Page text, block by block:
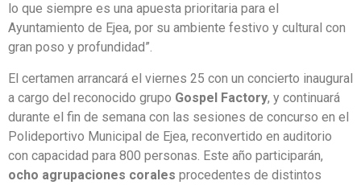
lo que siempre es una apuesta prioritaria para el
Ayuntamiento de Ejea, por su ambiente festivo y cultural con
gran poso y profundidad”.
El certamen arrancará el viernes 25 con un concierto inaugural
a cargo del reconocido grupo Gospel Factory, y continuará
durante el fin de semana con las sesiones de concurso en el
Polideportivo Municipal de Ejea, reconvertido en auditorio
con capacidad para 800 personas. Este año participarán,
ocho agrupaciones corales procedentes de distintos